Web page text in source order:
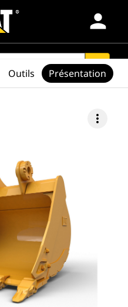
person
search
more_vert
Outils Présentation